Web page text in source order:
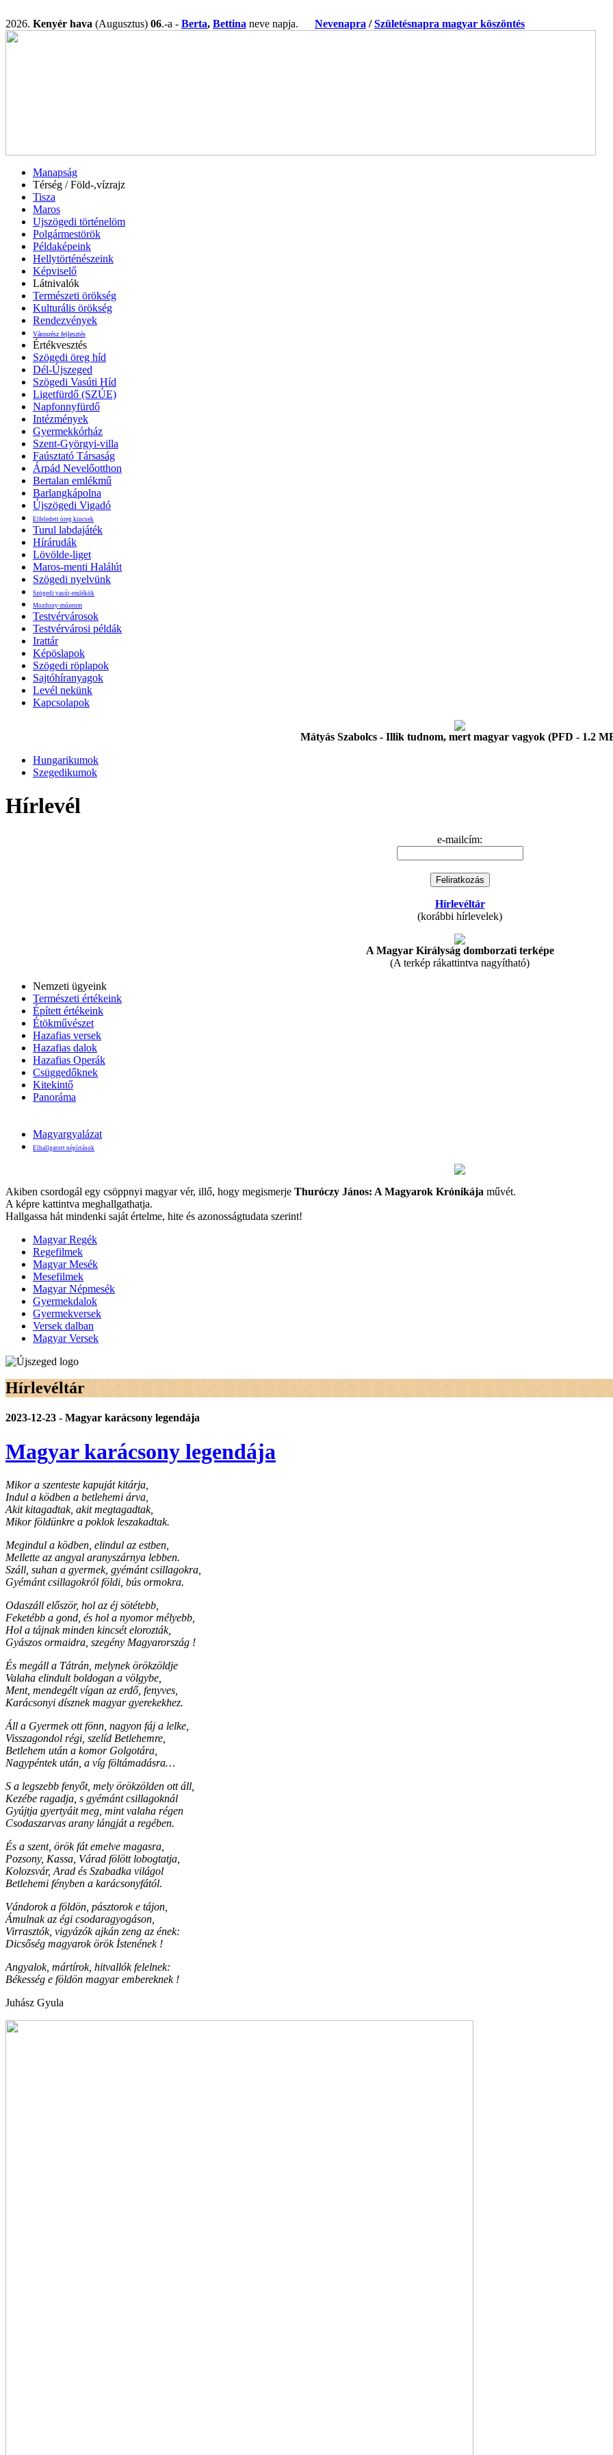
2026. Kenyér hava (Augusztus) 06.-a - Berta, Bettina neve napja. Nevenapra /Születésnapra magyar köszöntés
Manapság
Térség / Föld-,vízrajz
Tisza
Maros
Ujszögedi történelöm
Polgármestörök
Példaképeink
Hellytörténészeink
Képviselő
Látnivalók
Természeti örökség
Kulturális örökség
Rendezvények
Városrész fejlesztés
Értékvesztés
Szögedi öreg híd
Dél-Újszeged
Szögedi Vasúti Híd
Ligetfürdő (SZÚE)
Napfonnyfürdő
Intézmények
Gyermekkórház
Szent-Györgyi-villa
Faúsztató Társaság
Árpád Nevelőotthon
Bertalan emlékmű
Barlangkápolna
Újszögedi Vigadó
Elfeledett öreg kincsek
Turul labdajáték
Hírárudák
Lövölde-liget
Maros-menti Halálút
Szögedi nyelvünk
Szögedi vasút-emlékök
Mozdony-múzeum
Testvérvárosok
Testvérvárosi példák
Irattár
Képöslapok
Szögedi röplapok
Sajtóhíranyagok
Levél nekünk
Kapcsolapok
Mátyás Szabolcs - Illik tudnom, mert magyar vagyok (PFD - 1.2
Hungarikumok
Szegedikumok
Hírlevél
e-mailcím:
Hírlevéltár
(korábbi hírlevelek)
A Magyar Királyság domborzati terképe
(A terkép rákattintva nagyítható)
Nemzeti ügyeink
Természeti értékeink
Épített értékeink
Étökművészet
Hazafias versek
Hazafias dalok
Hazafias Operák
Csüggedőknek
Kitekintő
Panoráma
Magyargyalázat
Elhallgatott népírtások
Akiben csordogál egy csöppnyi magyar vér, illő, hogy megismerje Thuróczy János: A Magyarok Krónikája művét.
A képre kattintva meghallgathatja.
Hallgassa hát mindenki saját értelme, hite és azonosságtudata szerint!
Magyar Regék
Regefilmek
Magyar Mesék
Mesefilmek
Magyar Népmesék
Gyermekdalok
Gyermekversek
Versek dalban
Magyar Versek
Hírlevéltár
2023-12-23 - Magyar karácsony legendája
Magyar karácsony legendája
Mikor a szenteste kapuját kitárja,
Indul a ködben a betlehemi árva,
Akit kitagadtak, akit megtagadtak,
Mikor földünkre a poklok leszakadtak.
Megindul a ködben, elindul az estben,
Mellette az angyal aranyszárnya lebben.
Száll, suhan a gyermek, gyémánt csillagokra,
Gyémánt csillagokról földi, bús ormokra.
Odaszáll először, hol az éj sötétebb,
Feketébb a gond, és hol a nyomor mélyebb,
Hol a tájnak minden kincsét elorozták,
Gyászos ormaidra, szegény Magyarország !
És megáll a Tátrán, melynek örökzöldje
Valaha elindult boldogan a völgybe,
Ment, mendegélt vígan az erdő, fenyves,
Karácsonyi dísznek magyar gyerekekhez.
Áll a Gyermek ott fönn, nagyon fáj a lelke,
Visszagondol régi, szelíd Betlehemre,
Betlehem után a komor Golgotára,
Nagypéntek után, a víg föltámadásra…
S a legszebb fenyőt, mely örökzölden ott áll,
Kezébe ragadja, s gyémánt csillagoknál
Gyújtja gyertyáit meg, mint valaha régen
Csodaszarvas arany lángját a regében.
És a szent, örök fát emelve magasra,
Pozsony, Kassa, Várad fölött lobogtatja,
Kolozsvár, Arad és Szabadka világol
Betlehemi fényben a karácsonyfától.
Vándorok a földön, pásztorok e tájon,
Ámulnak az égi csodaragyogáson,
Virrasztók, vigyázók ajkán zeng az ének:
Dicsőség magyarok örök İstenének !
Angyalok, mártírok, hitvallók felelnek:
Békesség e földön magyar embereknek !
Juhász Gyula